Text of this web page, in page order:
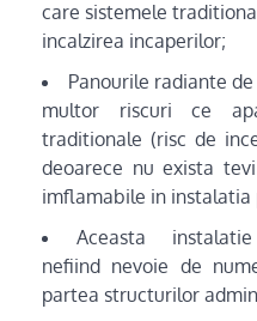
care sistemele
incalzirea incaperilor;
Panourile radiante
multor riscuri ce
traditionale (risc de
deoarece nu exista
imflamabile in instalatia
Aceasta
nefiind nevoie de
partea structurilor